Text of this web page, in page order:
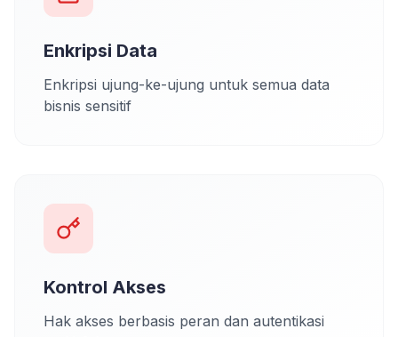
Enkripsi Data
Enkripsi ujung-ke-ujung untuk semua data
bisnis sensitif
Kontrol Akses
Hak akses berbasis peran dan autentikasi